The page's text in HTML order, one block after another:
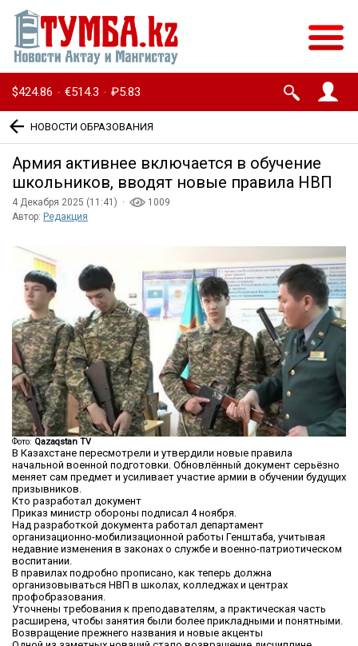
$424.86 · €514.3 · ₽5.83
НОВОСТИ ОБРАЗОВАНИЯ
Армия активнее включается в обучение
школьников, вводят новые правила НВП
4 Декабря 2025 (11:41) ·
1009
Автор: Редакция
Фото: Qazaqstan TV
В Казахстане пересмотрели и утвердили новые правила
начальной военной подготовки. Обновлённый документ серьёзно
меняет сам предмет и усиливает участие армии в обучении будущих
призывников.
Кто разработал документ
Приказ министр обороны подписал 4 ноября.
Над разработкой документа работал департамент
организационно-мобилизационной работы Генштаба, учитывая
недавние изменения в законах о службе и военно-патриотическом
воспитании.
В правилах подробно прописано, как теперь должна
организовываться НВП в школах, колледжах и центрах
профобразования.
Уточнены требования к преподавателям, а практическая часть
расширена, чтобы занятия были более прикладными и понятными.
Возвращение прежнего названия и новые акценты